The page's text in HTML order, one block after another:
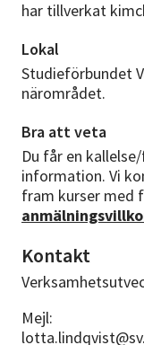
har tillverkat
Lokal
Studieförbundet
närområdet.
Bra att veta
Du får en
information. Vi
fram kurser med
Kontakt
Mejl: